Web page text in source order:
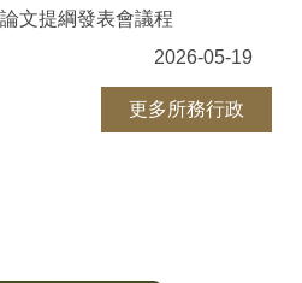
文提綱發表會議程
2026-05-19
更多所務行政